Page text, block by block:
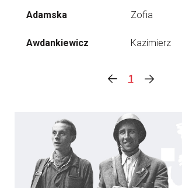
Adamska Zofia
Awdankiewicz Kazimierz
1